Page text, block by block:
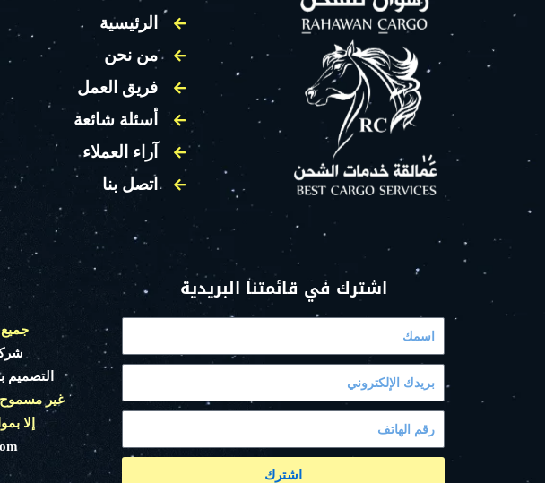
الرئيسية
من نحن
فريق العمل
أسئلة شائعة
آراء العملاء
اتصل بنا
اشترك في قائمتنا البريدية
اشترك
التصميم
غير
إلا